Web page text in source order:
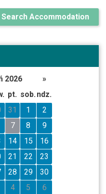
Search Accommodation
2026
»
pt. sob. ndz.
31 1
2
7 8
9
14 15
16
21 22
23
28 29
30
4 5 6